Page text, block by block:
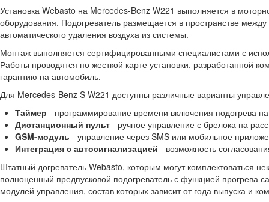
Установка Webasto на Mercedes-Benz W221 выполняется в
оборудования. Подогреватель размещается в пространстве
автоматического удаления воздуха из системы.
Монтаж выполняется сертифицированными специалистами с
Работы проводятся по жесткой карте установки, разработанной
гарантию на автомобиль.
Для Mercedes-Benz S W221 доступны различные варианты
Таймер - программирование времени включения подогрева
Дистанционный пульт - ручное управление с брелока на
GSM-модуль - управление через SMS или мобильное
Интеграция с автосигнализацией - возможность
Штатный догреватель Webasto, которым могут комплектоваться
полноценный предпусковой подогреватель с функцией прогрева
модулей управления, состав которых зависит от года выпуска и